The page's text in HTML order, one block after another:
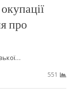
про
551